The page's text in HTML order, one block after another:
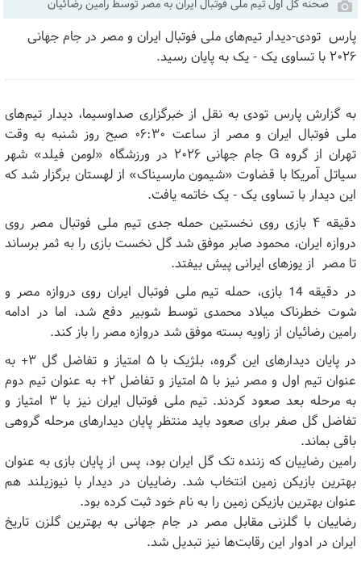
صحنه گل اول تیم ملی فوتبال ایران به مصر توسط رامین رضائیان
پارس تودی-دیدار تیم‌های ملی فوتبال ایران و مصر در جام جهانی
۲۰۲۶ با تساوی یک - یک به پایان رسید.
به گزارش پارس تودی به نقل از خبرگزاری صداوسیما، دیدار تیم‌های
ملی فوتبال ایران و مصر از ساعت ۰۶:۳۰ صبح روز شنبه به وقت
تهران از گروه G جام جهانی ۲۰۲۶ در ورزشگاه «لومن فیلد» شهر
سیاتل آمریکا با قضاوت «شیمون مارسیناک» از لهستان برگزار شد که
این دیدار با تساوی یک - یک خاتمه یافت.
دقیقه ۴ بازی روی نخستین حمله جدی تیم ملی فوتبال مصر روی
دروازه ایران، محمود صابر موفق شد گل نخست بازی را به ثمر برساند
تا مصر از یوز‌های ایرانی پیش بیفتد.
در دقیقه 14 بازی، حمله تیم ملی فوتبال ایران روی دروازه مصر و
شوت خطرناک میلاد محمدی توسط شوبیر دفع شد، اما در ادامه
رامین رضائیان از زاویه بسته موفق شد دروازه مصر را باز کند.
در پایان دیدار‌های این گروه، بلژیک با ۵ امتیاز و تفاضل گل ۳+ به
عنوان تیم اول و مصر نیز با ۵ امتیاز و تفاضل ۲+ به عنوان تیم دوم
به مرحله بعد صعود کردند. تیم ملی فوتبال ایران نیز با ۳ امتیاز و
تفاضل گل صفر برای صعود باید منتظر پایان دیدار‌های مرحله گروهی
باقی بماند.
رامین رضاییان که زننده تک گل ایران بود، پس از پایان بازی به عنوان
بهترین بازیکن زمین انتخاب شد. رضاییان در دیدار با نیوزیلند هم
عنوان بهترین بازیکن زمین را به نام خود ثبت کرده بود.
رضاییان با گلزنی مقابل مصر در جام جهانی به بهترین گلزن تاریخ
ایران در ادوار این رقابت‌ها نیز تبدیل شد.